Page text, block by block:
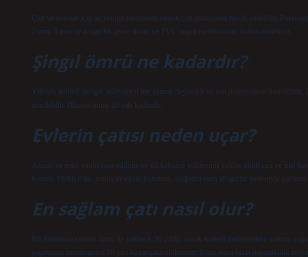
Çatı ve teraslar için su yalıtım membranı olarak çatı malzemesi tercih edilebilir.
2 mm, 3 mm ve 4 mm’lik çevre dostu ve PVC yapılı membranları kullanabilirsiniz.
Şingıl ömrü ne kadardır?
Yüksek kaliteli shingle malzemesi her zaman dayanıklı ve son derece uzun ömürlüdür.
artırılabilir. Hizmet ömrü 20 yıla kadardır.
Evlerin çatısı neden uçar?
Arızalı ve eski, yanlış inşa edilmiş ve dikkatsizce yüklenmiş çatılar, ciddi can ve mal
benzer. Türkiye’de, yanlış ve eksik kurulum, aşağıdan esen rüzgarlar nedeniyle
En sağlam çatı nasıl olur?
Bir membran çatının ömrü de yaklaşık 30 yıldır, ancak kaliteli malzemelere yatırım
yaşarsanız muhtemelen 50 yıla kadar çıkarabilirsiniz. Biraz daha fazla dayanıklılık